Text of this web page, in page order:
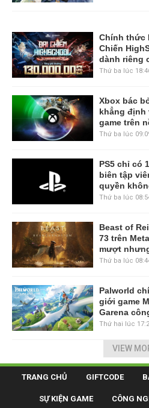
Chính thức
Chiến
dành riêng
Thứ ba lúc
Xbox bác
khẳng định
game trên
Thứ ba lúc
PS5 chỉ có
biên tập
quyền
Thứ ba lúc
Beast of
73 trên
mượt
Thứ ba lúc
Palworld
giới game
Garena
Thứ hai lúc
VIEW
TRANG CHỦ GIFTCODE
SỰ KIỆN GAME CÔNG